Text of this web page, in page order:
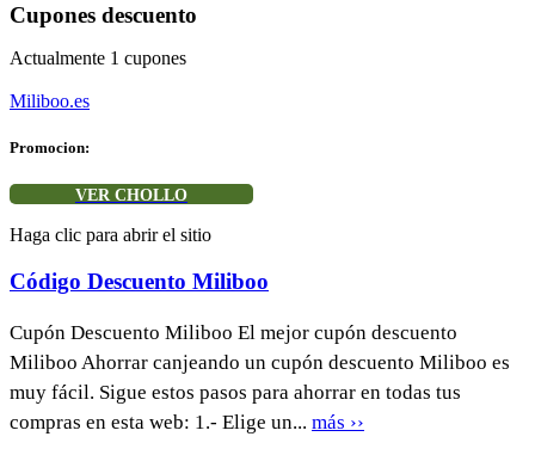
Cupones descuento
Actualmente 1 cupones
Miliboo.es
Promocion:
VER CHOLLO
Haga clic para abrir el sitio
Código Descuento Miliboo
Cupón Descuento Miliboo El mejor cupón descuento
Miliboo Ahorrar canjeando un cupón descuento Miliboo es
muy fácil. Sigue estos pasos para ahorrar en todas tus
compras en esta web: 1.- Elige un... más ››